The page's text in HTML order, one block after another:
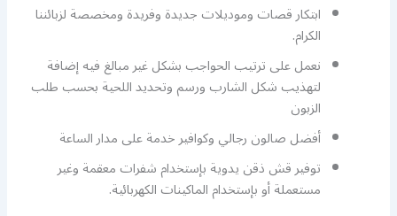
ابتكار قصات وموديلات جديدة وفريدة ومخصصة لزبائننا
الكرام.
نعمل على ترتيب الحواجب بشكل غير مبالغ فيه إضافة
لتهذيب شكل الشارب ورسم وتحديد اللحية بحسب طلب
الزبون
أفضل صالون رجالي وكوافير خدمة على مدار الساعة
توفير قش ذقن يدوية بإستخدام شفرات معقمة وغير
مستعملة أو بإستخدام الماكينات الكهربائية.